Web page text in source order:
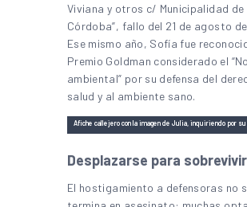
Viviana y otros c/ Municipalidad de
Córdoba”, fallo del 21 de agosto
Ese mismo año, Sofía fue
Premio Goldman considerado el
ambiental” por su defensa del
salud y al ambiente sano.
Afiche callejero con la imagen de Julia, inquiriendo por su
Desplazarse para sobrevivir
El hostigamiento a defensoras no